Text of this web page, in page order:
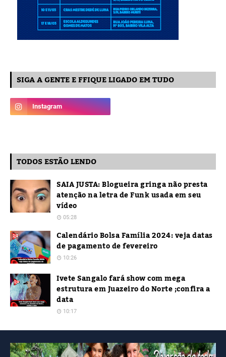
SIGA A GENTE E FFIQUE LIGADO EM TUDO
TODOS ESTÃO LENDO
SAIA JUSTA: Blogueira gringa não presta
atenção na letra de Funk usada em seu
vídeo
05:28
Calendário Bolsa Família 2024: veja datas
de pagamento de fevereiro
10:26
Ivete Sangalo fará show com mega
estrutura em Juazeiro do Norte ;confira a
data
10:17